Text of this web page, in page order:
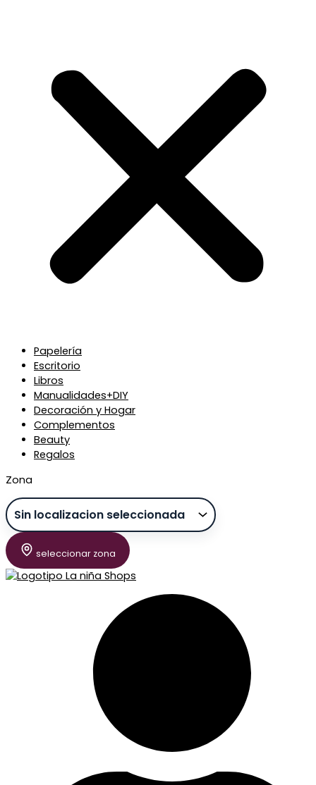
Papelería
Escritorio
Libros
Manualidades+DIY
Decoración y Hogar
Complementos
Beauty
Regalos
Zona
seleccionar zona